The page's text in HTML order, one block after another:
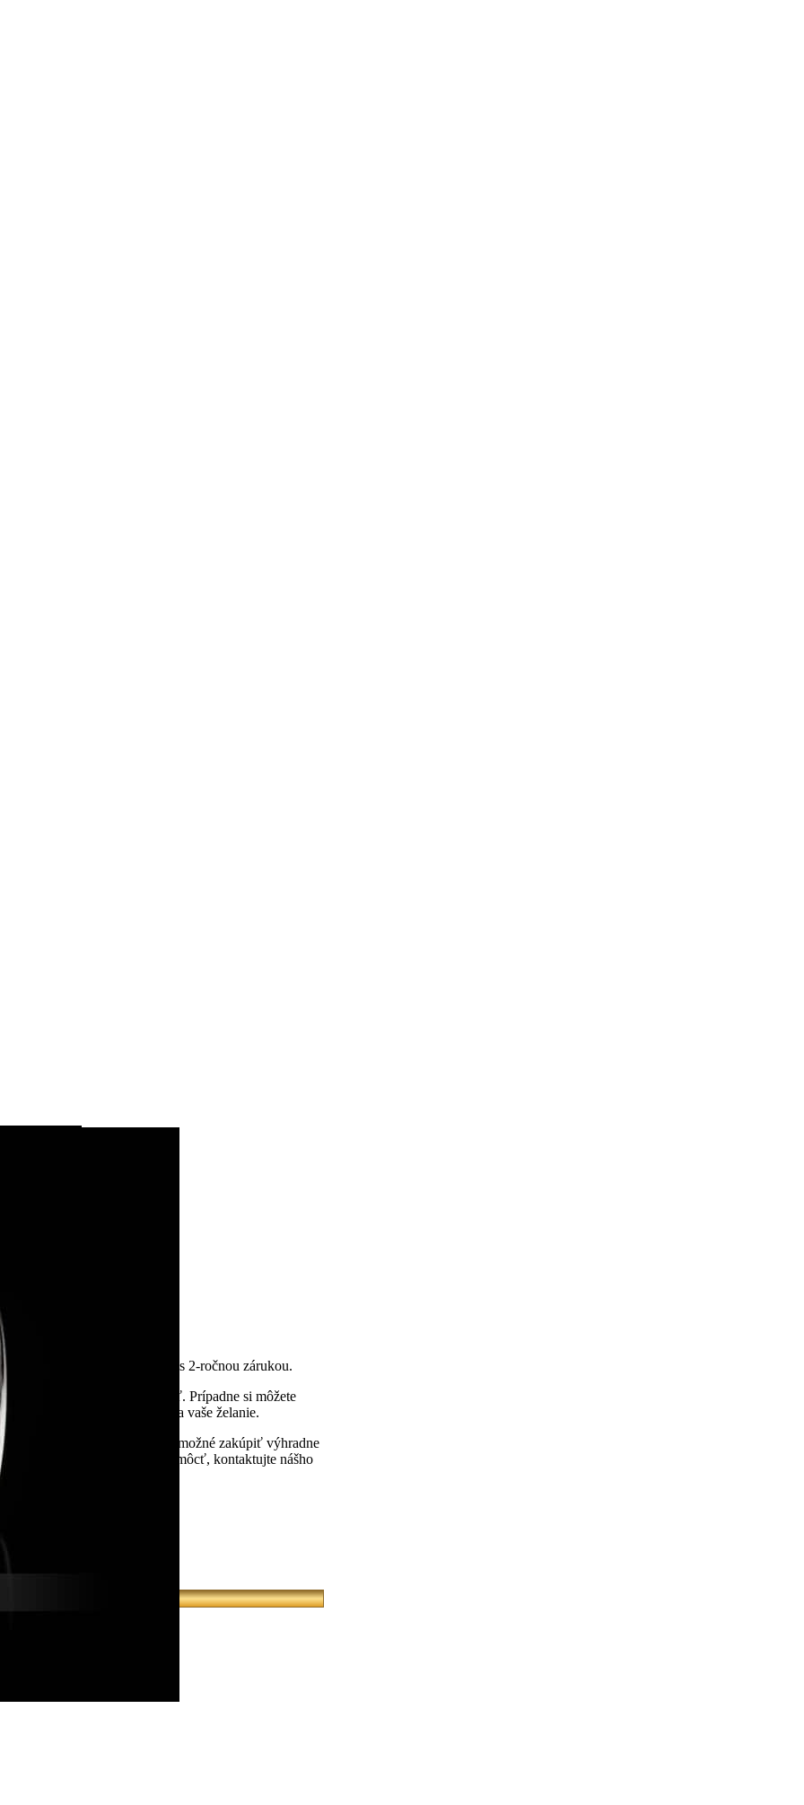
certifikát kvality KAMEA® s 2-ročnou zárukou.
na požadovanú veľkosť. Prípadne si môžete
jedinečný originálny šperk na vaše želanie.
republiky. Model je možné zakúpiť výhradne
Ak potrebujete pri výbere pomôcť, kontaktujte nášho
0904 618 009